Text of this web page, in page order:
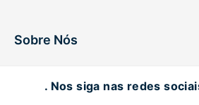
Sobre Nós
. Nos siga nas redes